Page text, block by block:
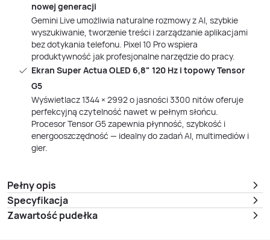
nowej generacji
Gemini Live umożliwia naturalne rozmowy z AI, szybkie
wyszukiwanie, tworzenie treści i zarządzanie aplikacjami
bez dotykania telefonu. Pixel 10 Pro wspiera
produktywność jak profesjonalne narzędzie do pracy.
Ekran Super Actua OLED 6,8" 120 Hz i topowy Tensor
G5
Wyświetlacz 1344 × 2992 o jasności 3300 nitów oferuje
perfekcyjną czytelność nawet w pełnym słońcu.
Procesor Tensor G5 zapewnia płynność, szybkość i
energooszczędność — idealny do zadań AI, multimediów i
gier.
Pełny opis
Specyfikacja
Zawartość pudełka